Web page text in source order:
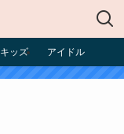
キッズ アイドル